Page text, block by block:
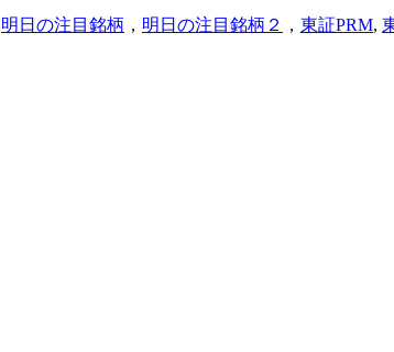
明日の注目銘柄 ， 明日の注目銘柄２ ， 東証PRM,